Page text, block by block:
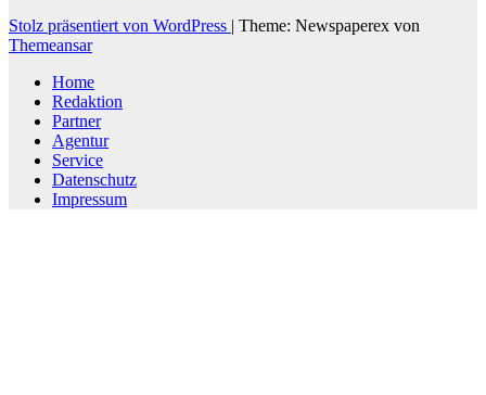
Stolz präsentiert von WordPress | Theme: Newspaperex von
Themeansar
Home
Redaktion
Partner
Agentur
Service
Datenschutz
Impressum